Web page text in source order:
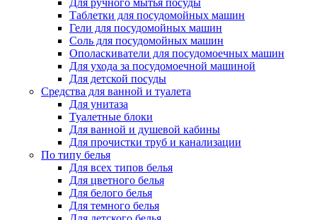
Для ручного мытья посуды
Таблетки для посудомойных машин
Гели для посудомойных машин
Соль для посудомойных машин
Ополаскиватели для посудомоечных машин
Для ухода за посудомоечной машиной
Для детской посуды
Средства для ванной и туалета
Для унитаза
Туалетные блоки
Для ванной и душевой кабины
Для прочистки труб и канализации
По типу белья
Для всех типов белья
Для цветного белья
Для белого белья
Для темного белья